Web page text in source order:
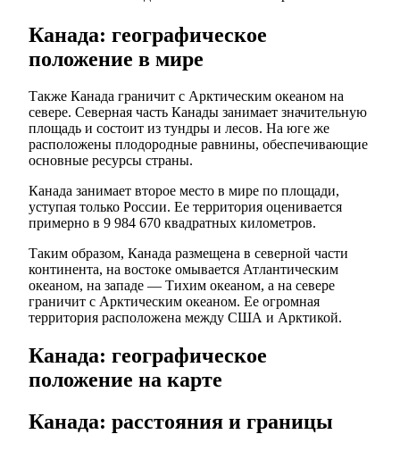
Канада: географическое
положение в мире
Также Канада граничит с Арктическим океаном на
севере. Северная часть Канады занимает значительную
площадь и состоит из тундры и лесов. На юге же
расположены плодородные равнины, обеспечивающие
основные ресурсы страны.
Канада занимает второе место в мире по площади,
уступая только России. Ее территория оценивается
примерно в 9 984 670 квадратных километров.
Таким образом, Канада размещена в северной части
континента, на востоке омывается Атлантическим
океаном, на западе — Тихим океаном, а на севере
граничит с Арктическим океаном. Ее огромная
территория расположена между США и Арктикой.
Канада: географическое
положение на карте
Канада: расстояния и границы